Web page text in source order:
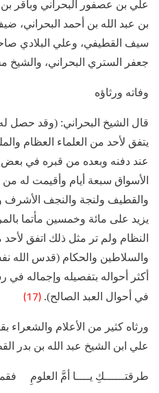
علي بن عصفور البحراني وباقر
بن عبد الله بن أحمد البحراني،
سيف القطيفي، وعلي البلادي
جعفر الستري البحراني، والشيخ
وفاته ورثاؤه
قال الشيخ البحراني: (وقد حصل له
يتفق لأحد من العلماء العظام
عند دفنه وبعده من قبره في بعض
الأسواق سبعة أيام وأقيمت له من
والقطيف ولنجة والنجف الأشرف
يزيد على مائة وخمسين مأتما
النظام ولم تر مثل ذلك اتفق لأحد
والسلاطين والحكام (قدس الله
أكثر أحواله بتفصيله وإجماله في
في أحوال العبد الصالح). (17)
ورثاه كثير من الأعلام
علي ابن الشيخ عبد الله بن بدر
طرقتــــــكِ يــــا أمَّ العلومِ